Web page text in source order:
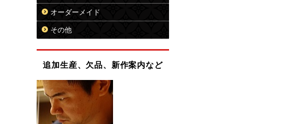
オーダーメイド
その他
追加生産、欠品、新作案内など